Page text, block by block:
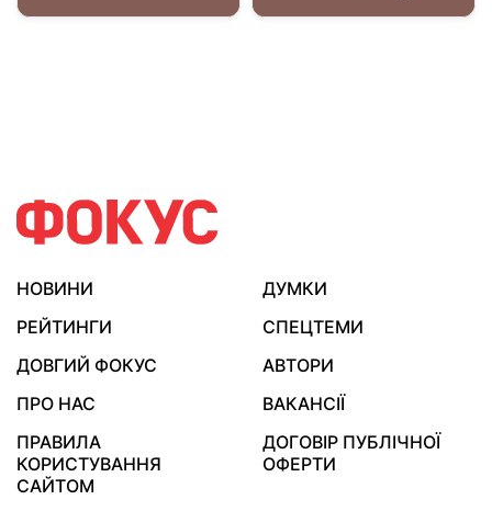
НОВИНИ
ДУМКИ
РЕЙТИНГИ
СПЕЦТЕМИ
ДОВГИЙ ФОКУС
АВТОРИ
ПРО НАС
ВАКАНСІЇ
ПРАВИЛА
КОРИСТУВАННЯ
САЙТОМ
ДОГОВІР ПУБЛІЧНОЇ
ОФЕРТИ